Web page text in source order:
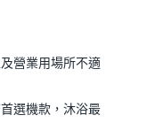
營業用場所不適
選機款，沐浴最